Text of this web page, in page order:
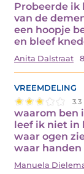
Probeerde ik
van de
een hoopje
en bleef
Anita Dalstraat
vreemdeling
waarom ben
leef ik niet
waar ogen
waar
Manuela